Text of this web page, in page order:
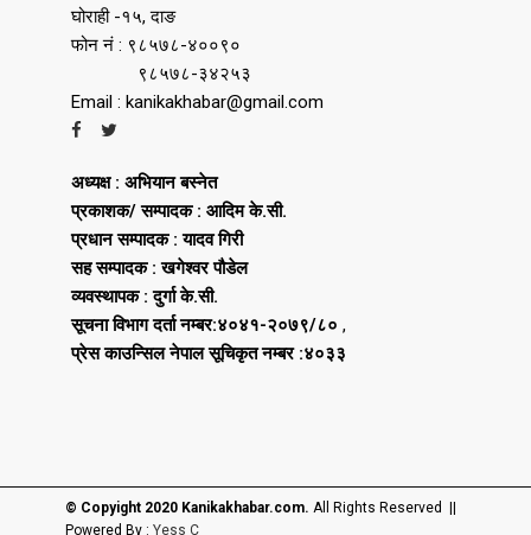
घोराही -१५, दाङ
फोन नं : ९८५७८-४००९०
९८५७८-३४२५३
Email : kanikakhabar@gmail.com
अध्यक्ष : अभियान बस्नेत
प्रकाशक/ सम्पादक : आदिम के.सी.
प्रधान सम्पादक : यादव गिरी
सह सम्पादक : खगेश्वर पौडेल
व्यवस्थापक : दुर्गा के.सी.
सूचना विभाग दर्ता नम्बर:४०४१-२०७९/८० ,
प्रेस काउन्सिल नेपाल सूचिकृत नम्बर :४०३३
© Copyight 2020 Kanikakhabar.com. All Rights Reserved ||
Powered By : Yess C